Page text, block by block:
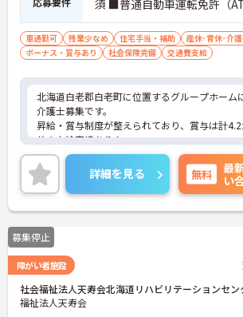
須 ■普通自動車運転免許（
車通勤可 残業少なめ 住宅手当・補助
産休･育休･介
ボーナス・賞与あり
社会保険完備 交通費支給
北海道白老郡白老町に位置するグループホーム
介護士募集です。
昇給・賞与制度が整えられており、賞与は計4.2
分の支給実績あり！
頑張る職員にしっかりと還元されています。
ご興味のある方には、面接対策ポイントなど、
に詳細をお話いたしますので、お気軽にご相談
さい。
詳細を見る 無料
最
い
募集停止
障がい者施設
社会福祉法人天寿会北海道リハビリテーションセン
福祉法人天寿会